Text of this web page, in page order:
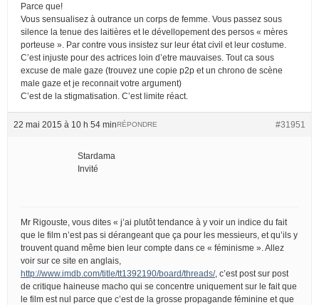
Parce que!
Vous sensualisez à outrance un corps de femme. Vous passez sous
silence la tenue des laitières et le dévellopement des persos « mères
porteuse ». Par contre vous insistez sur leur état civil et leur costume.
C’est injuste pour des actrices loin d’etre mauvaises. Tout ca sous
excuse de male gaze (trouvez une copie p2p et un chrono de scène
male gaze et je reconnait votre argument)
C’est de la stigmatisation. C’est limite réact.
22 mai 2015 à 10 h 54 min #31951
RÉPONDRE
Stardama
Invité
Mr Rigouste, vous dites « j’ai plutôt tendance à y voir un indice du fait
que le film n’est pas si dérangeant que ça pour les messieurs, et qu’ils y
trouvent quand même bien leur compte dans ce « féminisme ». Allez
voir sur ce site en anglais,
http://www.imdb.com/title/tt1392190/board/threads/, c’est post sur post
de critique haineuse macho qui se concentre uniquement sur le fait que
le film est nul parce que c’est de la grosse propagande féminine et que